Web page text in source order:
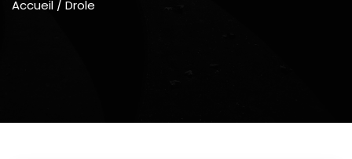
Accueil / Drole